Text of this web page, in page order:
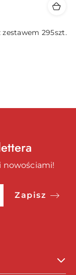
zestawem 295szt.
nowościami!
Zapisz